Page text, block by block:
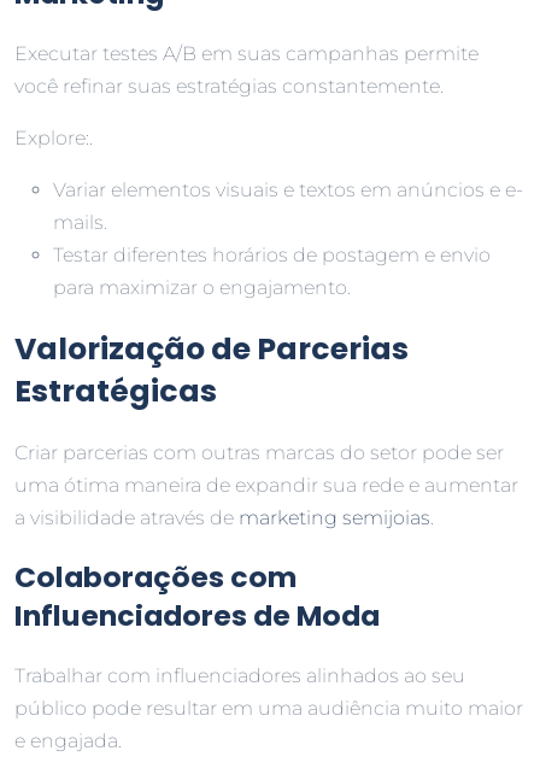
Executar testes A/B em suas campanhas permite
você refinar suas estratégias constantemente.
Explore:.
Variar elementos visuais e textos em anúncios e e-
mails.
Testar diferentes horários de postagem e envio
para maximizar o engajamento.
Valorização de Parcerias
Estratégicas
Criar parcerias com outras marcas do setor pode ser
uma ótima maneira de expandir sua rede e aumentar
a visibilidade através de marketing semijoias.
Colaborações com
Influenciadores de Moda
Trabalhar com influenciadores alinhados ao seu
público pode resultar em uma audiência muito maior
e engajada.